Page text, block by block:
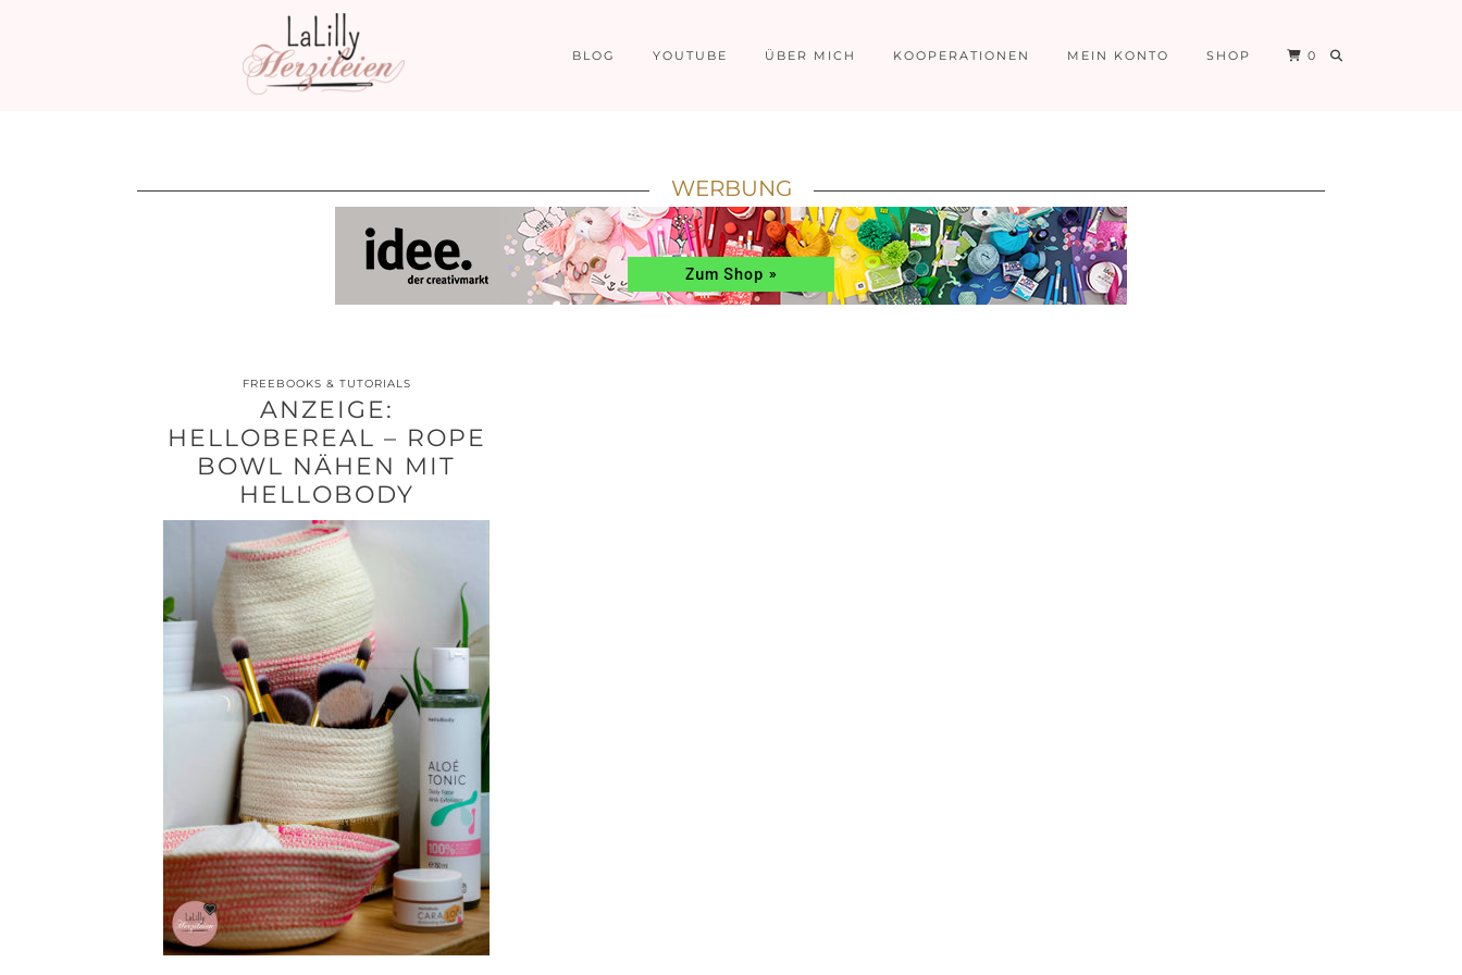
BLOG YOUTUBE ÜBER MICH KOOPERATIONEN MEIN KONTO SHOP 0
WERBUNG
FREEBOOKS & TUTORIALS
ANZEIGE:
HELLOBEREAL – ROPE
BOWL NÄHEN MIT
HELLOBODY